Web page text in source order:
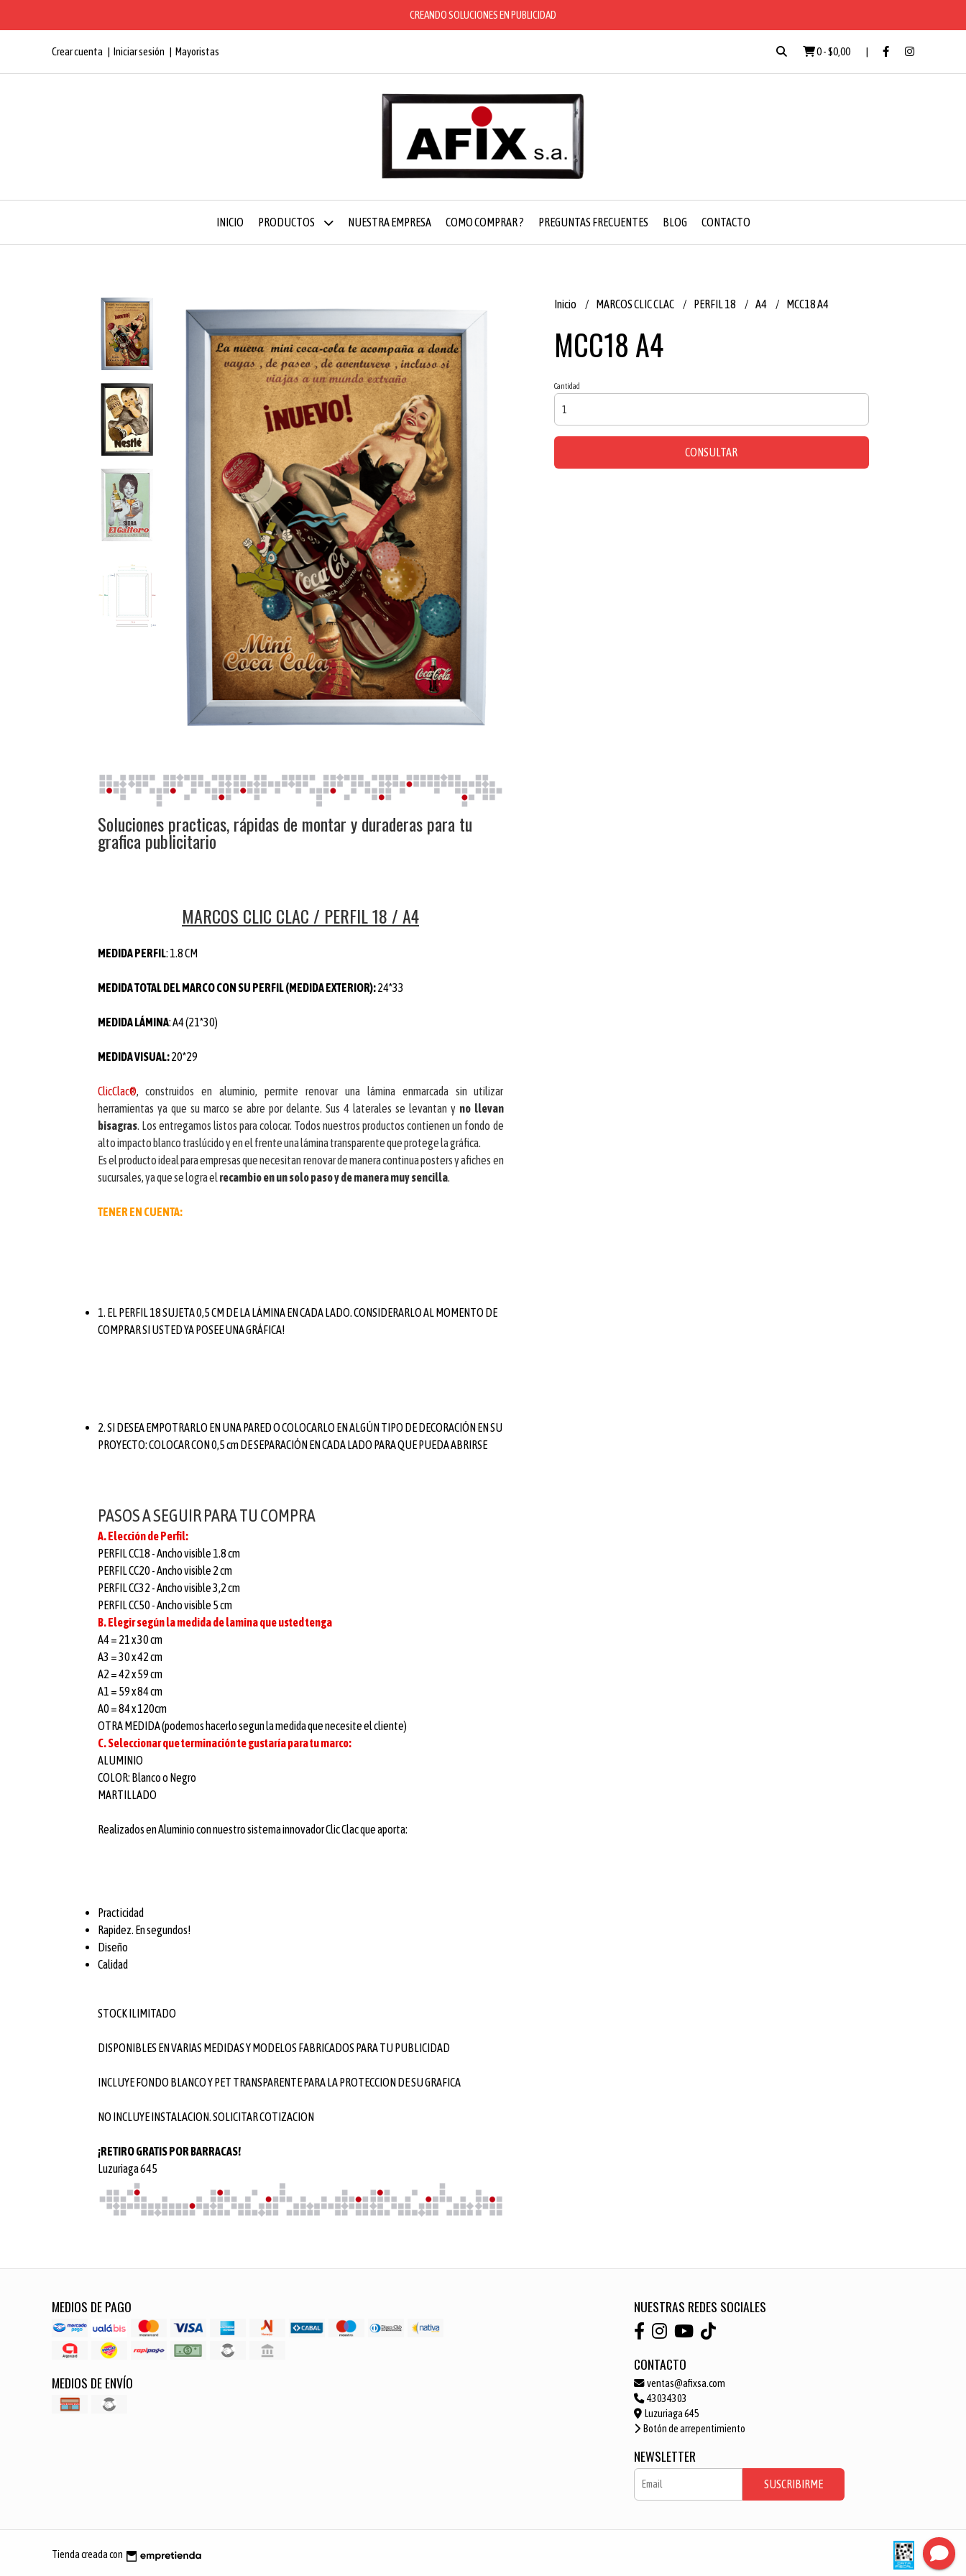
CREANDO SOLUCIONES EN PUBLICIDAD
Crear cuenta Iniciar sesión Mayoristas 0-$0,00
INICIO PRODUCTOS NUESTRA EMPRESA COMO COMPRAR ? PREGUNTAS FRECUENTES BLOG CONTACTO
Soluciones practicas, rápidas de montar y duraderas para tu
grafica publicitario
MARCOS CLIC CLAC / PERFIL 18 / A4
MEDIDA PERFIL: 1.8 CM
MEDIDA TOTAL DEL MARCO CON SU PERFIL (MEDIDA EXTERIOR):24*33
MEDIDA LÁMINA: A4 (21*30)
MEDIDA VISUAL:20*29
ClicClac®, construidos en aluminio, permite renovar una lámina enmarcada sin utilizar
herramientas ya que su marco se abre por delante. Sus 4 laterales se levantan y no llevan
bisagras. Los entregamos listos para colocar. Todos nuestros productos contienen un fondo de
alto impacto blanco traslúcido y en el frente una lámina transparente que protege la gráfica.
Es el producto ideal para empresas que necesitan renovar de manera continua posters y afiches en
sucursales, ya que se logra el recambio en un solo paso y de manera muy sencilla.
TENER EN CUENTA:
1. EL PERFIL 18 SUJETA 0,5 CM DE LA LÁMINA EN CADA LADO. CONSIDERARLO AL MOMENTO DE
COMPRAR SI USTED YA POSEE UNA GRÁFICA!
2. SI DESEA EMPOTRARLO EN UNA PARED O COLOCARLO EN ALGÚN TIPO DE DECORACIÓN EN SU
PROYECTO: COLOCAR CON 0,5 cm DE SEPARACIÓN EN CADA LADO PARA QUE PUEDA ABRIRSE
PASOS A SEGUIR PARA TU COMPRA
A. Elección de Perfil:
PERFIL CC18 - Ancho visible 1.8 cm
PERFIL CC20 - Ancho visible 2 cm
PERFIL CC32 - Ancho visible 3,2 cm
PERFIL CC50 - Ancho visible 5 cm
B. Elegir según la medida de lamina que usted tenga
A4 = 21 x 30 cm
A3 = 30 x 42 cm
A2 = 42 x 59 cm
A1 = 59 x 84 cm
A0 = 84 x 120cm
OTRA MEDIDA (podemos hacerlo segun la medida que necesite el cliente)
C. Seleccionar que terminación te gustaría para tu marco:
ALUMINIO
COLOR: Blanco o Negro
MARTILLADO
Realizados en Aluminio con nuestro sistema innovador Clic Clac que aporta:
Practicidad
Rapidez. En segundos!
Diseño
Calidad
STOCK ILIMITADO
DISPONIBLES EN VARIAS MEDIDAS Y MODELOS FABRICADOS PARA TU PUBLICIDAD
INCLUYE FONDO BLANCO Y PET TRANSPARENTE PARA LA PROTECCION DE SU GRAFICA
NO INCLUYE INSTALACION. SOLICITAR COTIZACION
¡RETIRO GRATIS POR BARRACAS!
Luzuriaga 645
Inicio MARCOS CLIC CLAC PERFIL 18 A4 MCC18 A4
MCC18 A4
Cantidad
CONSULTAR
MEDIOS DE PAGO
MEDIOS DE ENVÍO
NUESTRAS REDES SOCIALES
CONTACTO
ventas@afixsa.com
43034303
Luzuriaga 645
Botón de arrepentimiento
NEWSLETTER
SUSCRIBIRME
Tienda creada con